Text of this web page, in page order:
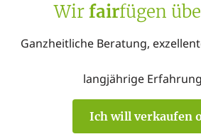
Wirfairfügen
Ganzheitliche Beratung,
langjährige
Ich will verkaufen